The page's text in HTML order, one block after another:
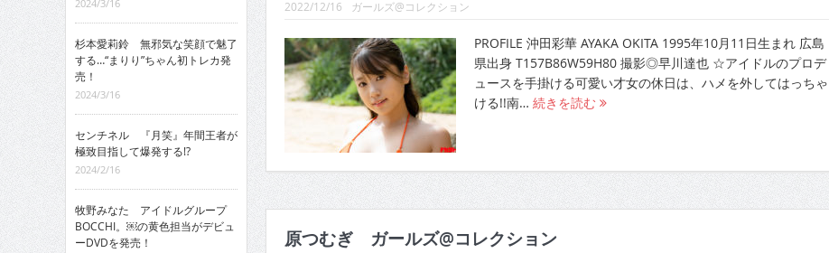
2022/12/16 ガールズ@コレクション
PROFILE 沖田彩華 AYAKA OKITA 1995年10月11日生まれ 広島
県出身 T157B86W59H80 撮影◎早川達也 ☆アイドルのプロデ
ュースを手掛ける可愛い才女の休日は、ハメを外してはっちゃ
ける!!南… 続きを読む
原つむぎ ガールズ@コレクション
2024/3/16
杉本愛莉鈴 無邪気な笑顔で魅了
する…“まりり”ちゃん初トレカ発
売！
2024/3/16
センチネル 『月笑』年間王者が
極致目指して爆発する!?
2024/2/16
牧野みなた アイドルグループ
BOCCHI。￼の黄色担当がデビュ
ーDVDを発売！